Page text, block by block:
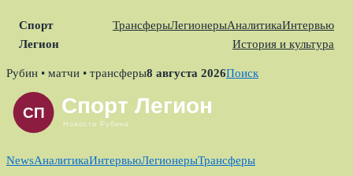
Спорт
Легион
ТрансферыЛегионерыАналитикаИнтервью
История и культура
Skip
content
Рубин • матчи • трансферы8 августа 2026Поиск
NewsАналитикаИнтервьюЛегионерыТрансферы